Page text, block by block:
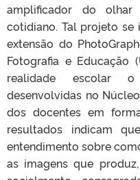
amplificador do
cotidiano. Tal projeto se
extensão do
Fotografia e Educação
realidade escolar
desenvolvidas no
dos docentes em
resultados indicam
entendimento sobre
as imagens que